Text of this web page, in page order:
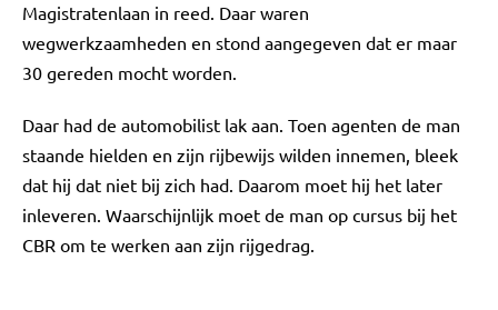
Magistratenlaan in reed. Daar waren
wegwerkzaamheden en stond aangegeven dat er maar
30 gereden mocht worden.
Daar had de automobilist lak aan. Toen agenten de man
staande hielden en zijn rijbewijs wilden innemen, bleek
dat hij dat niet bij zich had. Daarom moet hij het later
inleveren. Waarschijnlijk moet de man op cursus bij het
CBR om te werken aan zijn rijgedrag.